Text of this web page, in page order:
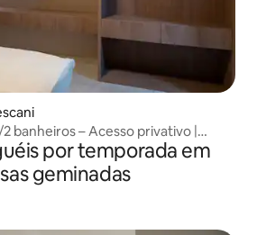
banheiros – Acesso privativo |
por temporada em
geminadas